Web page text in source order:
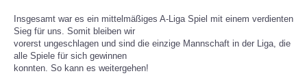
Insgesamt war es ein mittelmäßiges A-Liga Spiel mit einem verdienten
Sieg für uns. Somit bleiben wir
vorerst ungeschlagen und sind die einzige Mannschaft in der Liga, die
alle Spiele für sich gewinnen
konnten. So kann es weitergehen!